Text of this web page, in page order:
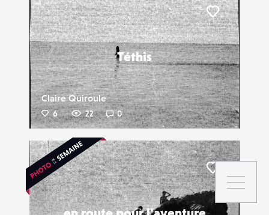
Téthis
Claire Quiroule
6 22 0
Liker
Liker